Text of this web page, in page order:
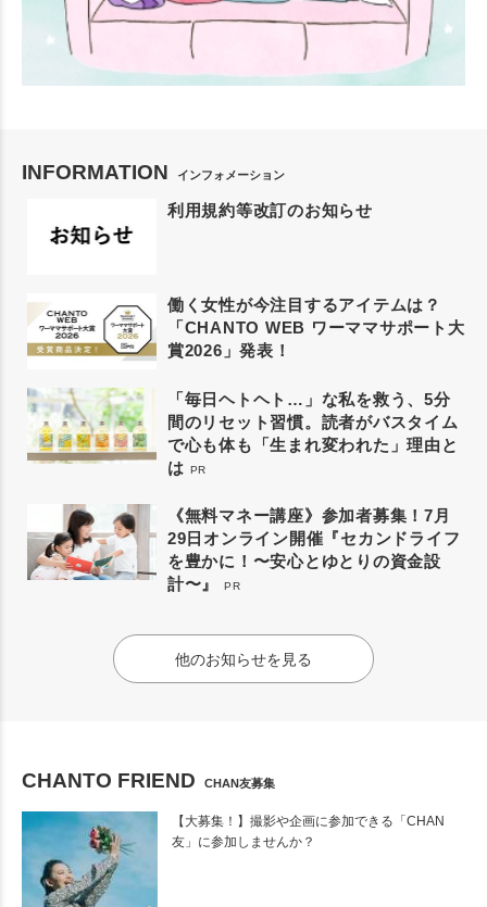
INFORMATION インフォメーション
利用規約等改訂のお知らせ
働く女性が今注目するアイテムは？
「CHANTO WEB ワーママサポート大
賞2026」発表！
「毎日ヘトヘト…」な私を救う、5分
間のリセット習慣。読者がバスタイム
で心も体も「生まれ変われた」理由と
は PR
《無料マネー講座》参加者募集！7月
29日オンライン開催『セカンドライフ
を豊かに！〜安心とゆとりの資金設
計〜』
PR
他のお知らせを見る
CHANTO FRIEND CHAN友募集
【大募集！】撮影や企画に参加できる「CHAN
友」に参加しませんか？